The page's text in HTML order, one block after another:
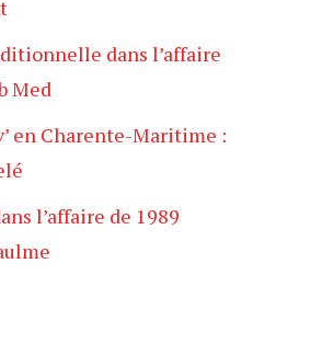
dans l’affaire
Med
en Charente-Maritime :
l’affaire de 1989